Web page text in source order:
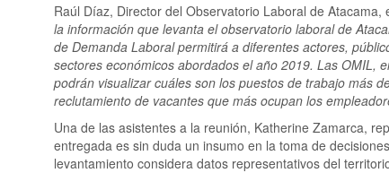
Raúl Díaz, Director del Observatorio Laboral de Atacama,
la información que levanta el observatorio laboral de
de Demanda Laboral permitirá a diferentes actores,
sectores económicos abordados el año 2019. Las OMIL,
podrán visualizar cuáles son los puestos de trabajo más
reclutamiento de vacantes que más ocupan los
Una de las asistentes a la reunión, Katherine Zamarca,
entregada es sin duda un insumo en la toma de
levantamiento considera datos representativos del